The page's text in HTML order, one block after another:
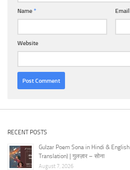
Name * Email
Website
RECENT POSTS
Gulzar Poem Sona in Hindi &
Translation) | गुलज़ार – सोना
August 7, 2026